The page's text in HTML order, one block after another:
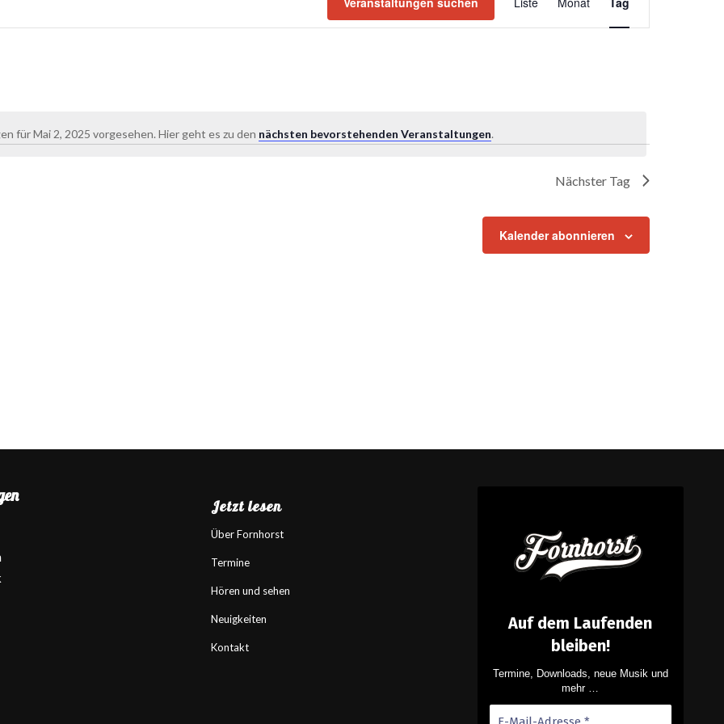
Hinweis
für Mai 2, 2025 vorgesehen. Hier geht es zu den nächsten bevorstehenden Veranstaltungen.
Nächster Tag
Kalender abonnieren
Jetzt lesen
Über Fornhorst
Termine
Hören und sehen
Neuigkeiten
Kontakt
Auf dem Laufenden
bleiben!
Termine, Downloads, neue Musik und
mehr …